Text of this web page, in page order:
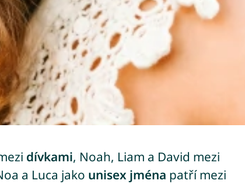
dívkami, Noah, Liam a David mezi
a Luca jako unisex jména patří mezi